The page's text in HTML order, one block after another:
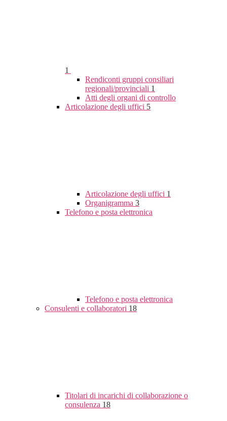
1
Rendiconti gruppi consiliari
regionali/provinciali 1
Atti degli organi di controllo
Articolazione degli uffici 5
Articolazione degli uffici 1
Organigramma 3
Telefono e posta elettronica
Telefono e posta elettronica
Consulenti e collaboratori 18
Titolari di incarichi di collaborazione o
consulenza 18